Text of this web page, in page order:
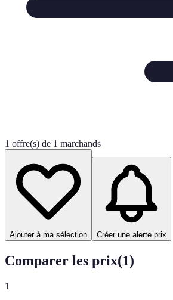
1 offre(s) de 1 marchands
Ajouter à ma sélection Créer une alerte prix
Comparer les prix(1)
1